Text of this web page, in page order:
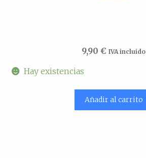
9,90 € IVA incluido
Hay existencias
Añadir al carrito